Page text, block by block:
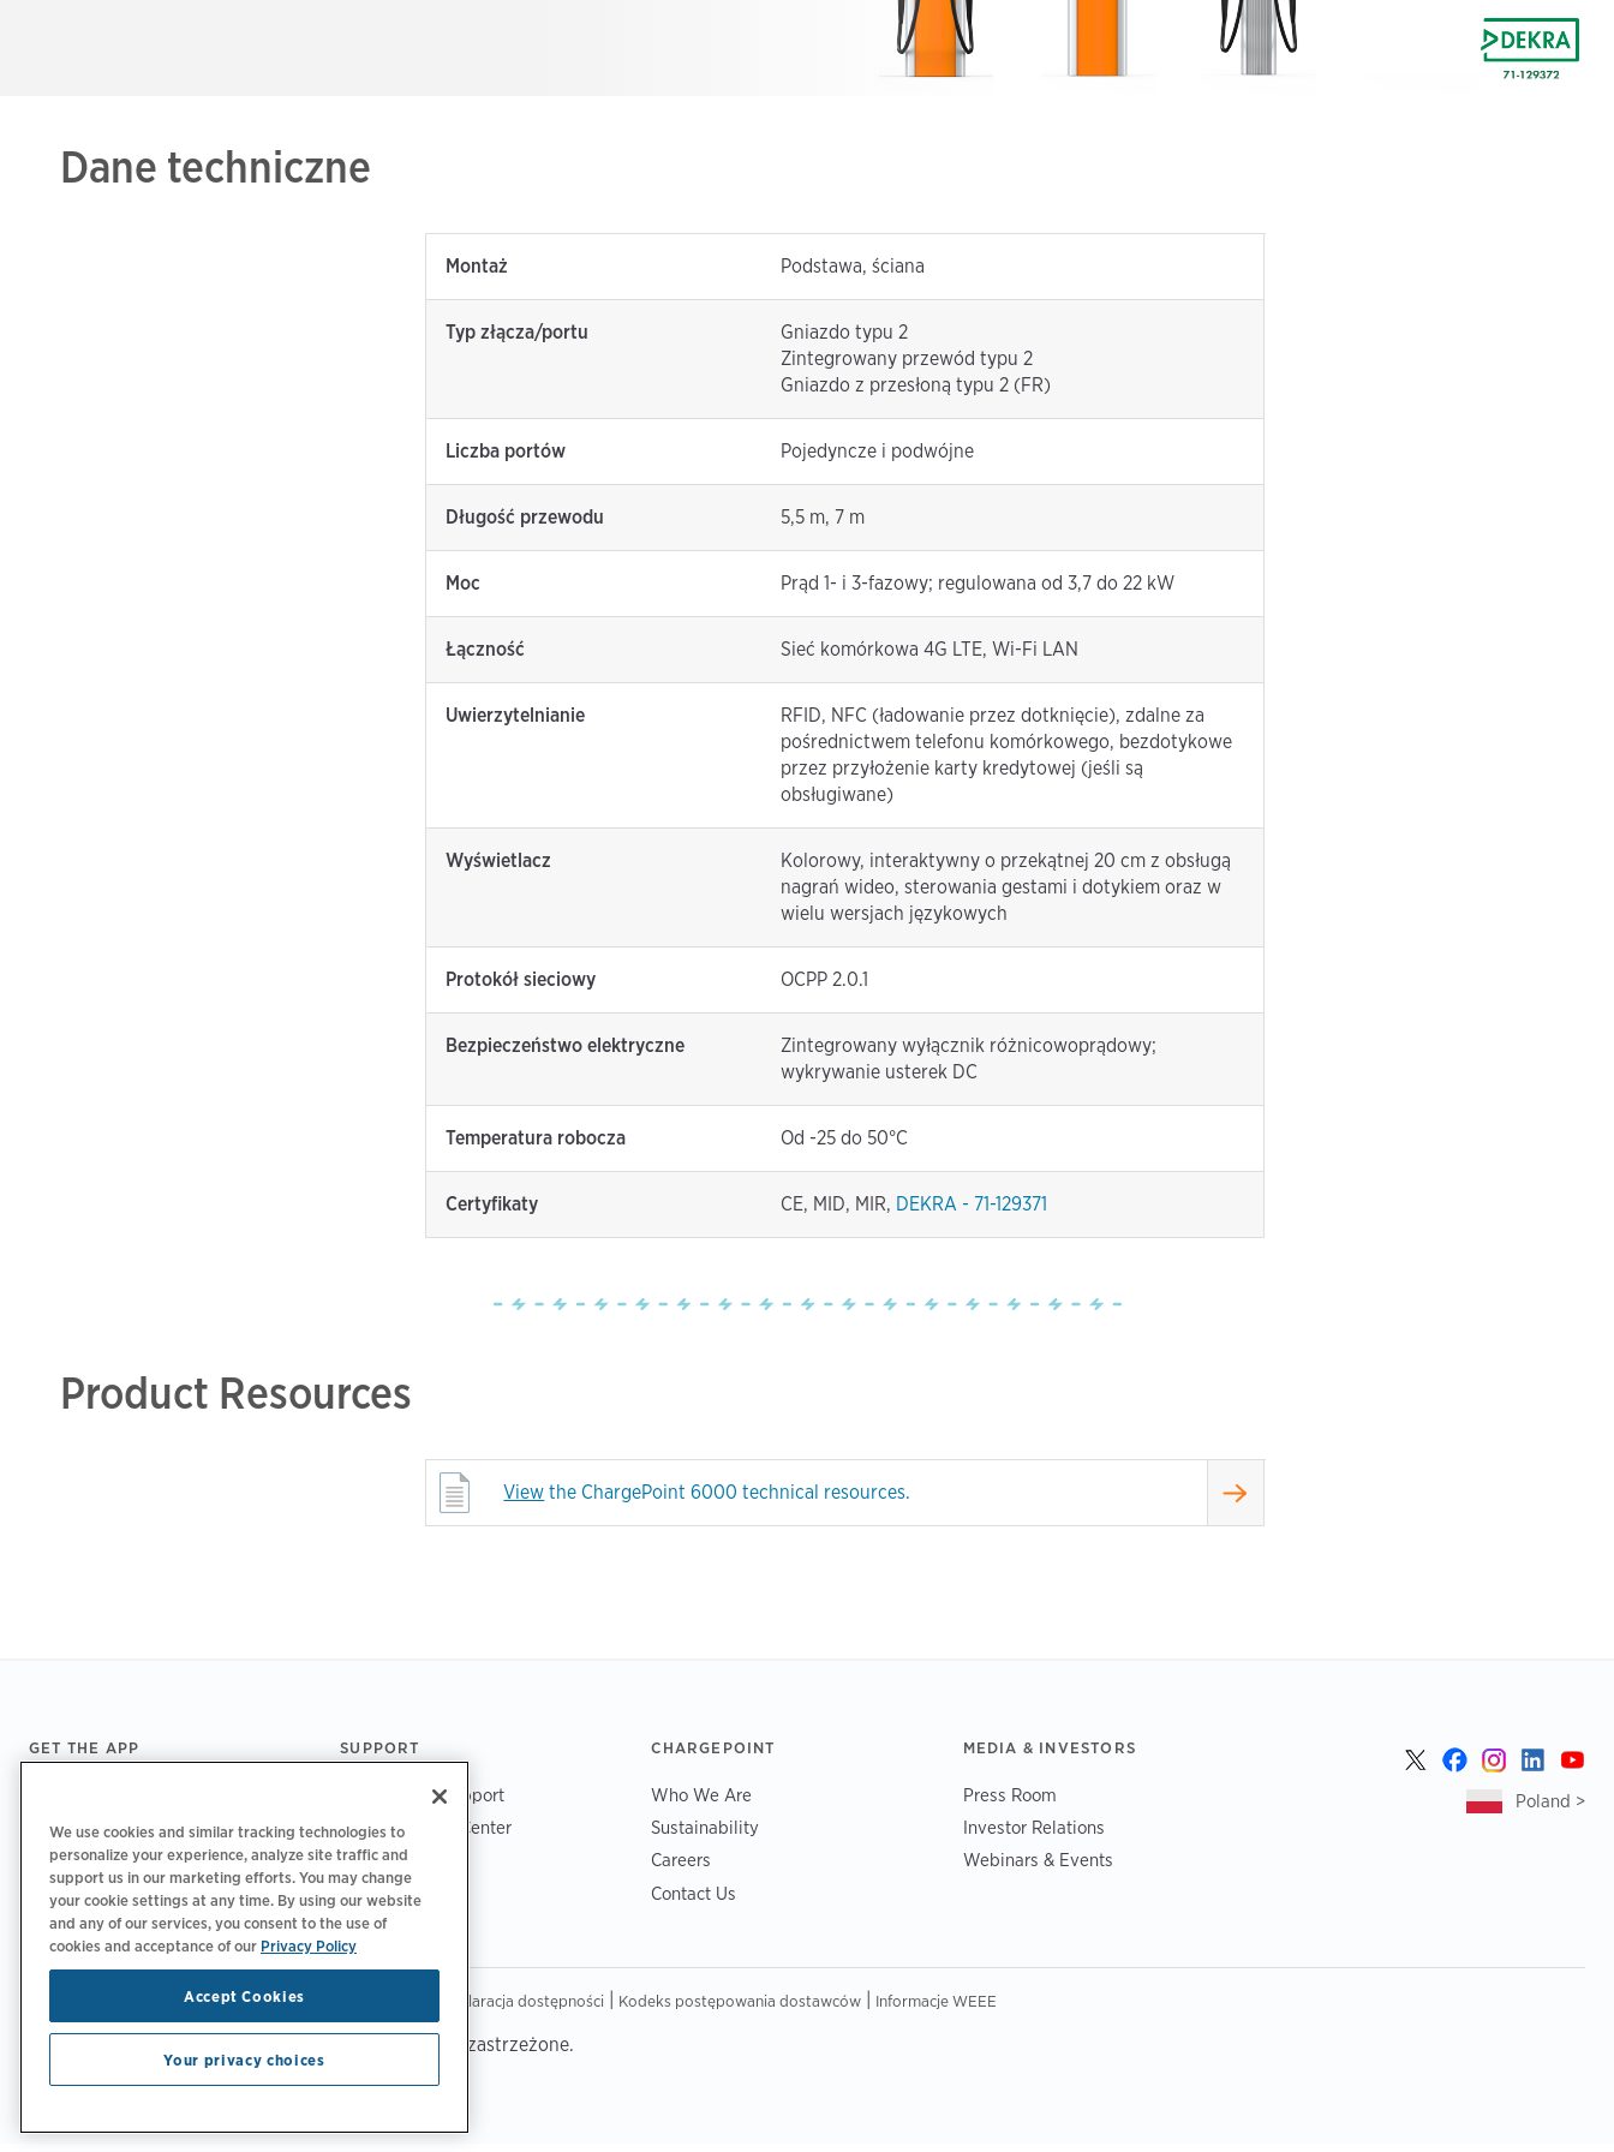
Dane techniczne
Montaż Podstawa, ściana
Typ złącza/portu
Gniazdo typu 2
Zintegrowany przewód typu 2
Gniazdo z przesłoną typu 2 (FR)
Liczba portów Pojedyncze i podwójne
Długość przewodu 5,5 m, 7 m
Moc Prąd 1- i 3-fazowy; regulowana od 3,7 do 22 kW
Łączność Sieć komórkowa 4G LTE, Wi-Fi LAN
Uwierzytelnianie
RFID, NFC (ładowanie przez dotknięcie), zdalne za
pośrednictwem telefonu komórkowego, bezdotykowe
przez przyłożenie karty kredytowej (jeśli są
obsługiwane)
Wyświetlacz
Kolorowy, interaktywny o przekątnej 20 cm z obsługą
nagrań wideo, sterowania gestami i dotykiem oraz w
wielu wersjach językowych
Protokół sieciowy OCPP 2.0.1
Bezpieczeństwo elektryczne
Zintegrowany wyłącznik różnicowoprądowy;
wykrywanie usterek DC
Temperatura robocza Od -25 do 50°C
Certyfikaty CE, MID, MIR, DEKRA - 71-129371
Product Resources
View the ChargePoint 6000 technical resources.
Footer
GET THE APP SUPPORT
ChargePoint Support
Driver Support Center
Trust Center
CHARGEPOINT
Who We Are
Sustainability
Careers
Contact Us
MEDIA & INVESTORS
Press Room
Investor Relations
Webinars & Events
Poland >
| Opcje prywatności Deklaracja dostępności| Kodeks postępowania dostawców| Informacje WEEE
Copyright © 2026 ChargePoint, Inc. Wszelkie prawa zastrzeżone.
We use cookies and similar tracking technologies to
personalize your experience, analyze site traffic and
support us in our marketing efforts. You may change
your cookie settings at any time. By using our website
and any of our services, you consent to the use of
cookies and acceptance of our Privacy Policy
Accept Cookies
Your privacy choices